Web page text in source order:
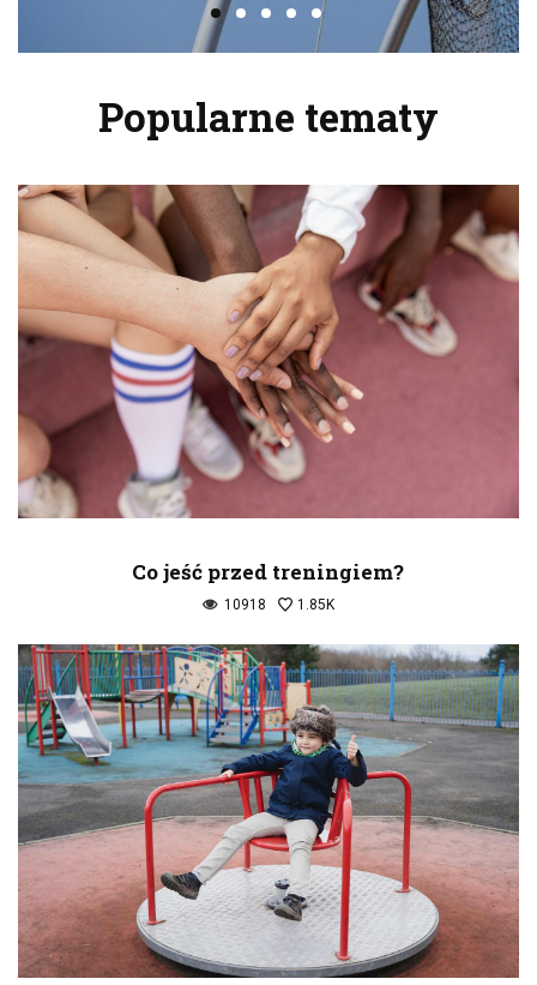
Popularne tematy
Co jeść przed treningiem?
10918 1.85K